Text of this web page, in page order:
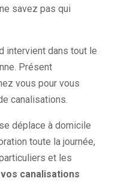
savez pas qui
intervient dans tout le
Présent
vous pour vous
canalisations.
déplace à domicile
toute la journée,
et les
canalisations